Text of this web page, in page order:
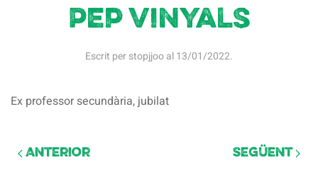
Pep Vinyals
Escrit perstopjjooal13/01/2022.
Ex professor secundària, jubilat
Anterior Següent